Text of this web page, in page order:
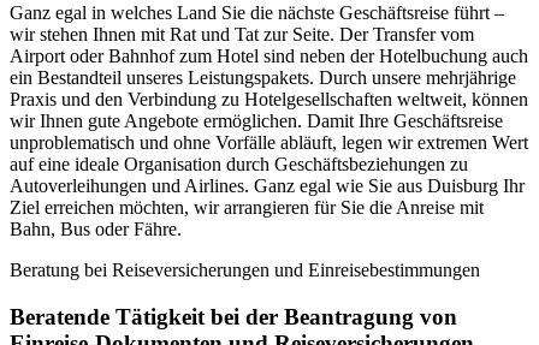
Ganz egal in welches Land Sie die nächste Geschäftsreise führt –
wir stehen Ihnen mit Rat und Tat zur Seite. Der Transfer vom
Airport oder Bahnhof zum Hotel sind neben der Hotelbuchung auch
ein Bestandteil unseres Leistungspakets. Durch unsere mehrjährige
Praxis und den Verbindung zu Hotelgesellschaften weltweit, können
wir Ihnen gute Angebote ermöglichen. Damit Ihre Geschäftsreise
unproblematisch und ohne Vorfälle abläuft, legen wir extremen Wert
auf eine ideale Organisation durch Geschäftsbeziehungen zu
Autoverleihungen und Airlines. Ganz egal wie Sie aus Duisburg Ihr
Ziel erreichen möchten, wir arrangieren für Sie die Anreise mit
Bahn, Bus oder Fähre.
Beratung bei Reiseversicherungen und Einreisebestimmungen
Beratende Tätigkeit bei der Beantragung von